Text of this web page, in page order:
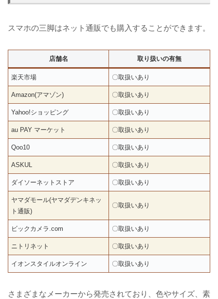
スマホの三脚はネット通販でも購入することができます。
店舗名 取り扱いの有無
楽天市場 〇取扱いあり
Amazon(アマゾン) 〇取扱いあり
Yahoo!ショッピング 〇取扱いあり
au PAY マーケット 〇取扱いあり
Qoo10 〇取扱いあり
ASKUL 〇取扱いあり
ダイソーネットストア 〇取扱いあり
ヤマダモール(ヤマダデンキネッ
ト通販)
〇取扱いあり
ビックカメラ.com 〇取扱いあり
ニトリネット 〇取扱いあり
イオンスタイルオンライン 〇取扱いあり
さまざまなメーカーから発売されており、色やサイズ、素